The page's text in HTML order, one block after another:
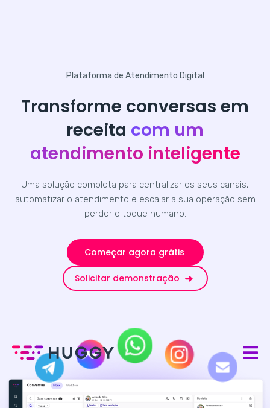
Plataforma de Atendimento Digital
Transforme conversas em
receita com um
atendimento inteligente
Uma solução completa para centralizar os seus canais,
automatizar o atendimento e escalar a sua operação sem
perder o toque humano.
Começar agora grátis
Solicitar demonstração